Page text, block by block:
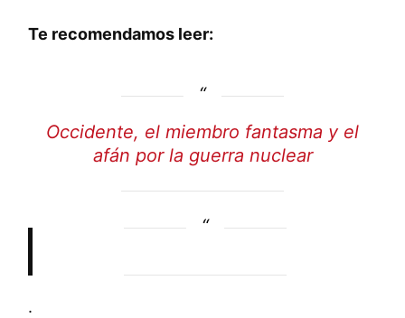
Te recomendamos leer:
Occidente, el miembro fantasma y el
afán por la guerra nuclear
.